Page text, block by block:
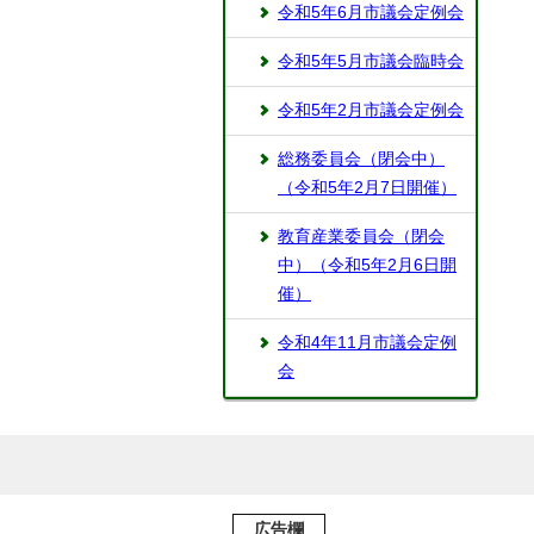
令和5年6月市議会定例会
令和5年5月市議会臨時会
令和5年2月市議会定例会
総務委員会（閉会中）
（令和5年2月7日開催）
教育産業委員会（閉会
中）（令和5年2月6日開
催）
令和4年11月市議会定例
会
広告欄